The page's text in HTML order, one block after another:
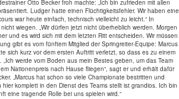
Otto Becker froh machte: „Ich bin zufrieden mit allen
Ludger hatte einen Flüchtigkeitsfehler. Wir haben eine
war heute einfach, technisch vielleicht zu leicht.“ In
wiegen. „Wir dürfen jetzt nicht überheblich werden. Morgen
und es wird sich mit dem letzten Ritt entscheiden. Wir müssen
gibt es vom fünftem Mitglied der Springreiter-Equipe: Marcus
sich kurz vor dem ersten Auftritt verletzt, so dass es zu einem
„Ich werde vom Boden aus mein Bestes geben, um das Team
Nationenpreis nach Hause fliegen“, sagt er und erhält dafür
„Marcus hat schon so viele Championate bestritten und
komplett in den Dienst des Teams stellt ist grandios. Ich bin
eine tragende Rolle bei uns spielen wird.“